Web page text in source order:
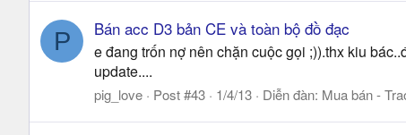
P Bán acc D3 bản CE và toàn bộ đồ đạc
e đang trốn nợ nên chặn cuộc gọi ;)).thx kiu
update....
pig_love Post #43 1/4/13 Diễn đàn: Mua bán -